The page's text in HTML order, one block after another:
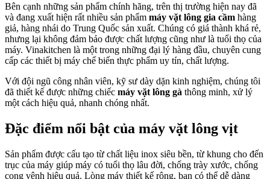
Bên cạnh những sản phẩm chính hãng, trên thị trường hiện nay đã
và đang xuất hiện rất nhiều sản phẩm máy vặt lông gia cầm hàng
giả, hàng nhái do Trung Quốc sản xuất. Chúng có giá thành khá rẻ,
nhưng lại không đảm bảo được chất lượng cũng như là tuổi thọ của
máy. Vinakitchen là một trong những đại lý hàng đầu, chuyên cung
cấp các thiết bị máy chế biến thực phẩm uy tín, chất lượng.
Với đội ngũ công nhân viên, kỹ sư dày dặn kinh nghiệm, chúng tôi
đã thiết kế được những chiếc máy vặt lông gà thông minh, xử lý
một cách hiệu quả, nhanh chóng nhất.
Đặc điểm nổi bật của máy vặt lông vịt
Sản phẩm được cấu tạo từ chất liệu inox siêu bền, từ khung cho đến
trục của máy giúp máy có tuổi thọ lâu đời, chống trày xước, chống
cong vênh hiệu quả. Lòng máy thiết kế rộng, bạn có thể dễ dàng